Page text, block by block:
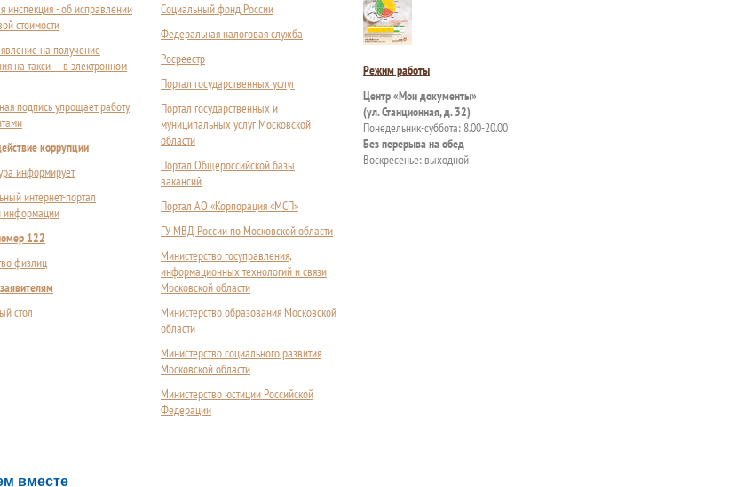
инспекция - об исправлении
стоимости
на получение
на такси — в электронном
подпись упрощает работу
коррупции
информирует
интернет-портал
информации
122
физлиц
стол
Социальный фонд России
Федеральная налоговая служба
Росреестр
Портал государственных услуг
Портал государственных и
муниципальных услуг Московской
области
Портал Общероссийской базы
вакансий
Портал АО «Корпорация «МСП»
ГУ МВД России по Московской области
Министерство госуправления,
информационных технологий и связи
Московской области
Министерство образования Московской
области
Министерство социального развития
Московской области
Министерство юстиции Российской
Федерации
Режим работы
Центр «Мои документы»
(ул. Станционная, д. 32)
Понедельник-суббота: 8.00-20.00
Без перерыва на обед
Воскресенье: выходной
вместе
с получением социальной выплаты или пособия?